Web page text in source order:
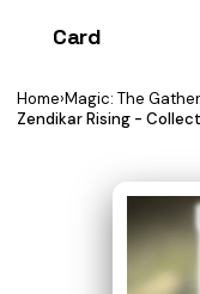
Card
Home›Magic: The
Zendikar Rising -